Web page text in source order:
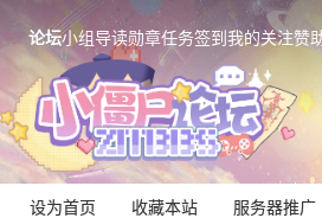
论坛小组导读勋章任务签到我的关注赞
设为首页 收藏本站 服务器推广